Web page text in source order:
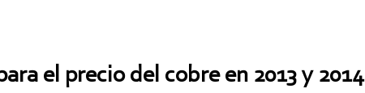
el precio del cobre en 2013 y 2014